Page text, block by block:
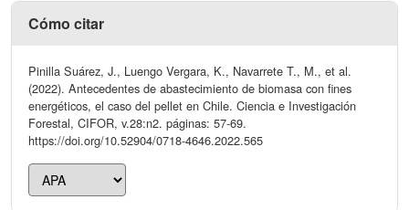
Cómo citar
Pinilla Suárez, J., Luengo Vergara, K., Navarrete T., M., et al.
(2022). Antecedentes de abastecimiento de biomasa con fines
energéticos, el caso del pellet en Chile. Ciencia e Investigación
Forestal, CIFOR, v.28:n2. páginas: 57-69.
https://doi.org/10.52904/0718-4646.2022.565